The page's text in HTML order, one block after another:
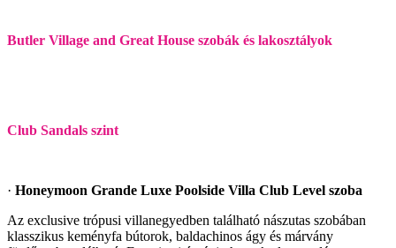
Butler Village and Great House szobák és lakosztályok
Club Sandals szint
· Honeymoon Grande Luxe Poolside Villa Club Level szoba
Az exclusive trópusi villanegyedben található nászutas szobában
klasszikus keményfa bútorok, baldachinos ágy és márvány